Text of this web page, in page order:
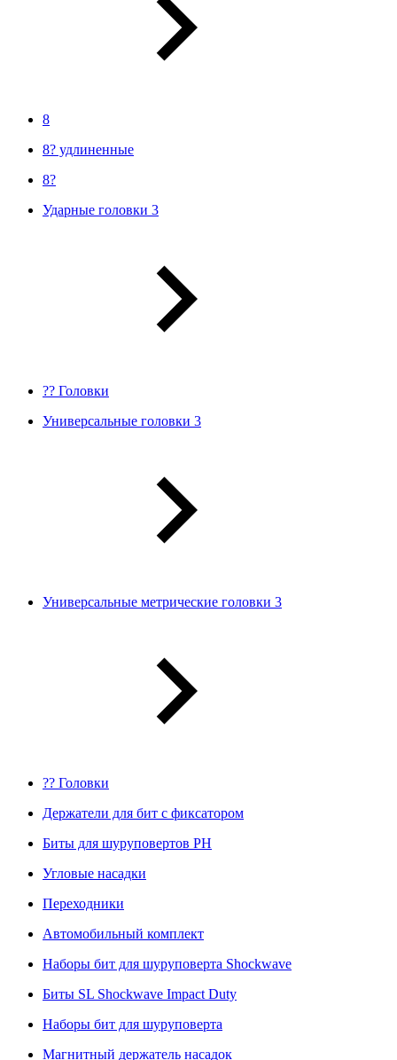
8
8? удлиненные
8?
Ударные головки 3
?? Головки
Универсальные головки 3
Универсальные метрические головки 3
?? Головки
Держатели для бит с фиксатором
Биты для шуруповертов PH
Угловые насадки
Переходники
Автомобильный комплект
Наборы бит для шуруповерта Shockwave
Биты SL Shockwave Impact Duty
Наборы бит для шуруповерта
Магнитный держатель насадок